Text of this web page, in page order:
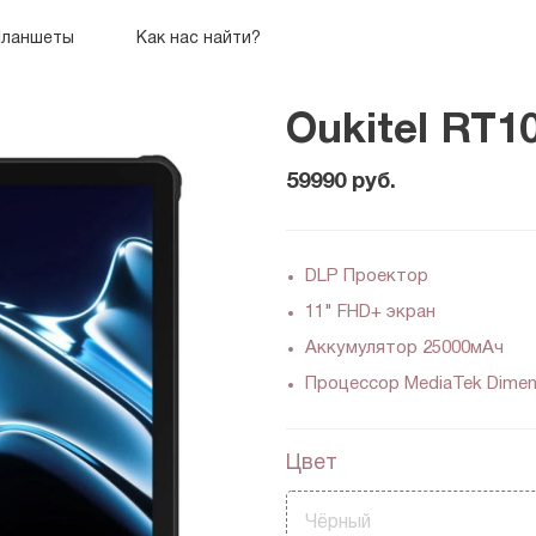
Oukitel P1 Pro
15990
Oukitel WP55 Ultra
38490 руб.
Oukitel RT9
20490
Oukitel RT7 Titan
31990 руб.
Как нас найти?
Oukitel
59990руб.
DLP Проектор
11" FHD+ экран
Аккумулятор 25000мАч
Процессор MediaTek
Цвет
Чёрный